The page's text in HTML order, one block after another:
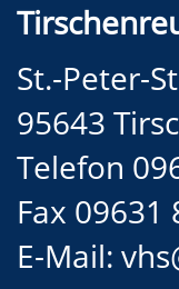
St.-Peter-
95643
Telefon
Fax 09631
E-Mail: